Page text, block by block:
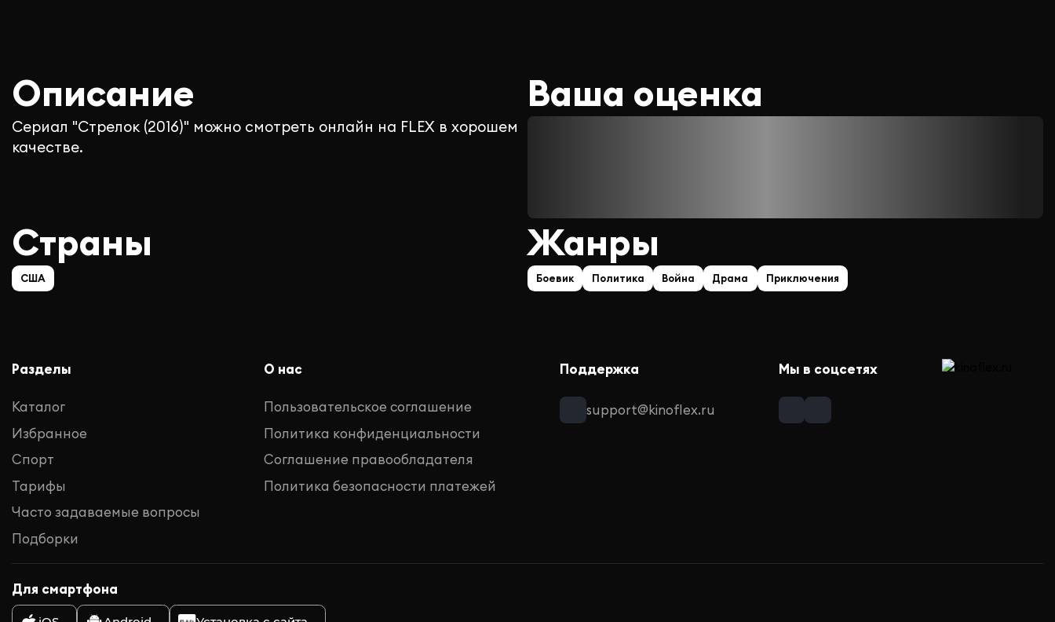
Описание
Сериал "Стрелок (2016)" можно смотреть онлайн на FLEX в хорошем
качестве.
Ваша оценка
Страны
США
Жанры
Боевик Политика Война Драма Приключения
Разделы
Каталог
Избранное
Спорт
Тарифы
Часто задаваемые вопросы
Подборки
О нас
Пользовательское соглашение
Политика конфиденциальности
Соглашение правообладателя
Политика безопасности платежей
Поддержка
support@kinoflex.ru
Мы в соцсетях
Для смартфона